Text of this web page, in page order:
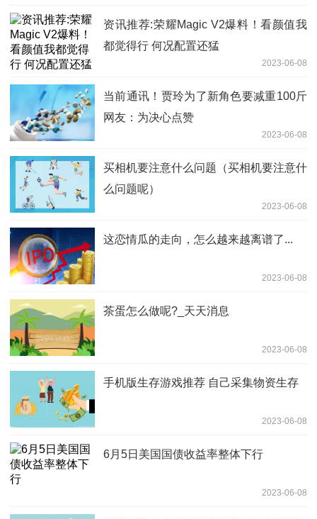
资讯推荐:荣耀Magic V2爆料！看颜值我
都觉得行 何况配置还猛
2023-06-08
当前通讯！贾玲为了新角色要减重100斤
网友：为决心点赞
2023-06-08
买相机要注意什么问题（买相机要注意什
么问题呢）
2023-06-08
这恋情瓜的走向，怎么越来越离谱了...
2023-06-08
茶蛋怎么做呢?_天天消息
2023-06-08
手机版生存游戏推荐 自己采集物资生存
2023-06-08
6月5日美国国债收益率整体下行
2023-06-08